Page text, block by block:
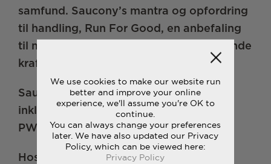
samfund. Saucony’s mantra og opfordring
til handling, Run For Good, en anbefaling
til mennesker om at opleve den udviklende
kraft ved løb.
Saucony’s prisvindende opfindelser
inkluderer PWRRUN PB™, PWRRUN+™,
PWRRUN™ og FORMFIT™.
Hos Saucony er det en god dag, når vi
We use cookies to make our website run
better and improve your online
experience, we'll assume you're OK to
continue.
You can always change your preferences
later. We have also updated our Privacy
Policy, which can be viewed here:
Privacy Policy